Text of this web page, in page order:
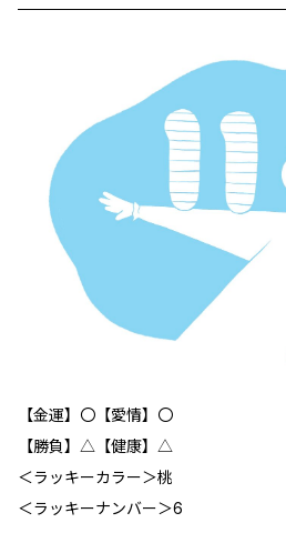
【金運】〇【愛情】〇
【勝負】△【健康】△
＜ラッキーカラー＞桃
＜ラッキーナンバー＞6